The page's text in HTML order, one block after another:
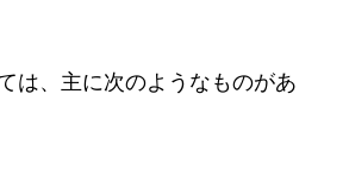
は、主に次のようなものがあ